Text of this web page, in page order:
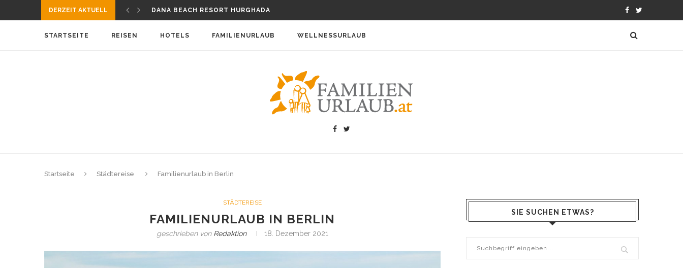
DERZEIT AKTUELL
DANA BEACH RESORT HURGHADA
KROATIEN URLAUB 2012
KÄRNTEN – URLAUB IM SÜDEN VON ÖSTERREICH
FAMILIENURLAUB MIT HUND – EIN PAAR NÜTZLICHE TIPPS...
BIBIONE – FAMILIENURLAUB IN ITALIEN
STARTSEITE REISEN HOTELS FAMILIENURLAUB WELLNESSURLAUB
Startseite Städtereise Familienurlaub in Berlin
STÄDTEREISE
FAMILIENURLAUB IN BERLIN
geschrieben von Redaktion 18. Dezember 2021
SIE SUCHEN ETWAS?